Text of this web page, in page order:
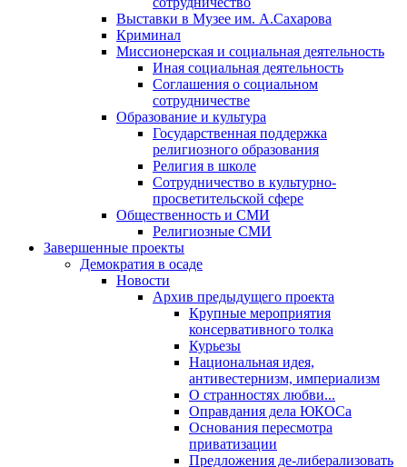
Выставки в Музее им. А.Сахарова
Криминал
Миссионерская и социальная деятельность
Иная социальная деятельность
Соглашения о социальном
сотрудничестве
Образование и культура
Государственная поддержка
религиозного образования
Религия в школе
Сотрудничество в культурно-
просветительской сфере
Общественность и СМИ
Религиозные СМИ
Завершенные проекты
Демократия в осаде
Новости
Архив предыдущего проекта
Крупные мероприятия
консервативного толка
Курьезы
Национальная идея,
антивестернизм, империализм
О странностях любви...
Оправдания дела ЮКОСа
Основания пересмотра
приватизации
Предложения де-либерализовать